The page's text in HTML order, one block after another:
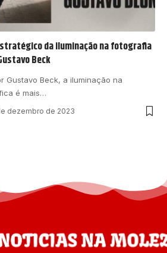
da iluminação na fotografia
Beck
Gustavo Beck, a iluminação na
é mais…
dezembro de 2023